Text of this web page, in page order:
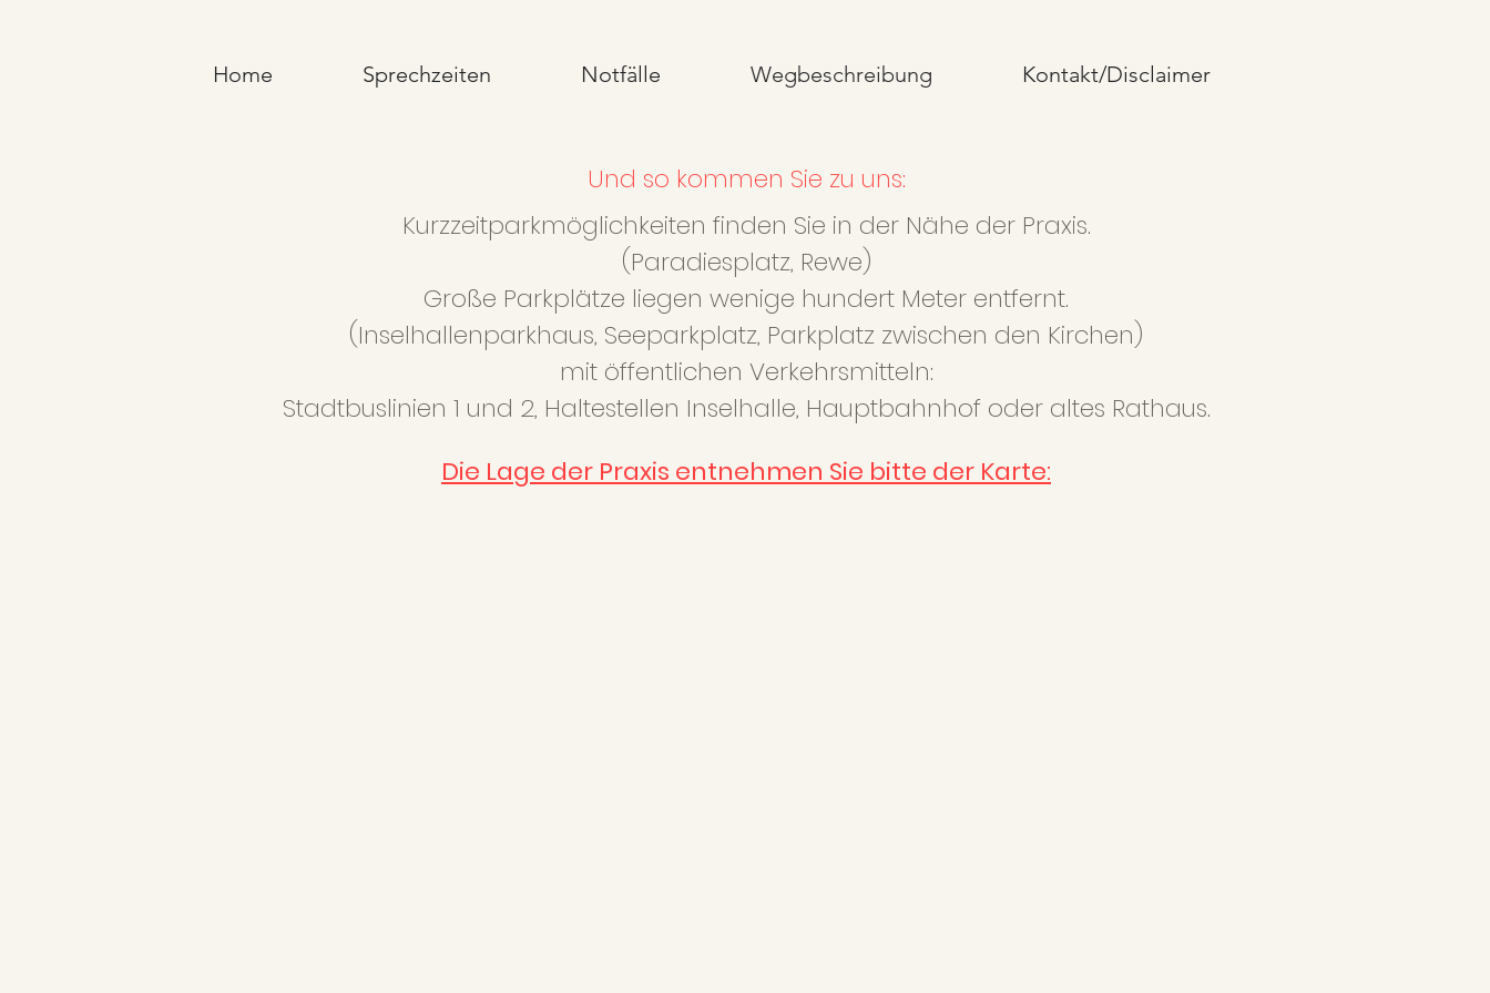
Home Sprechzeiten Notfälle Wegbeschreibung Kontakt/Disclaimer
Und so kommen Sie zu uns:
Kurzzeitparkmöglichkeiten finden Sie in der Nähe der Praxis.
(Paradiesplatz, Rewe)
Große Parkplätze liegen wenige hundert Meter entfernt.
(Inselhallenparkhaus, Seeparkplatz, Parkplatz zwischen den Kirchen)
mit öffentlichen Verkehrsmitteln:
Stadtbuslinien 1 und 2, Haltestellen Inselhalle, Hauptbahnhof oder altes Rathaus.
Die Lage der Praxis entnehmen Sie bitte der Karte: